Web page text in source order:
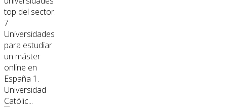
top del sector.
7
Universidades
para estudiar
un máster
online en
España 1.
Universidad
Católic...